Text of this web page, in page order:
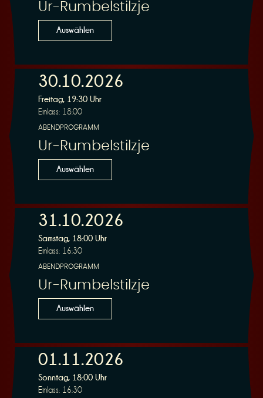
Ur-Rumbelstilzje
Auswählen
30.10.2026
Freitag, 19:30 Uhr
Einlass: 18:00
ABENDPROGRAMM
Ur-Rumbelstilzje
Auswählen
31.10.2026
Samstag, 18:00 Uhr
Einlass: 16:30
ABENDPROGRAMM
Ur-Rumbelstilzje
Auswählen
01.11.2026
Sonntag, 18:00 Uhr
Einlass: 16:30